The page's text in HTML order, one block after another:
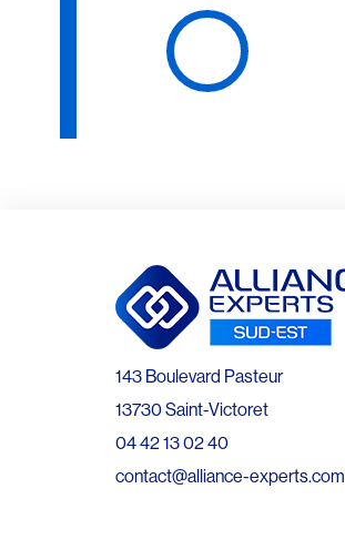
143 Boulevard Pasteur
13730 Saint-Victoret
04 42 13 02 40
contact@alliance-experts.com